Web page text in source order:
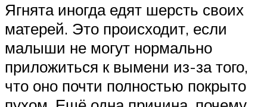
Ягнята иногда едят шерсть своих
матерей. Это происходит, если
малыши не могут нормально
приложиться к вымени из-за того,
что оно почти полностью покрыто